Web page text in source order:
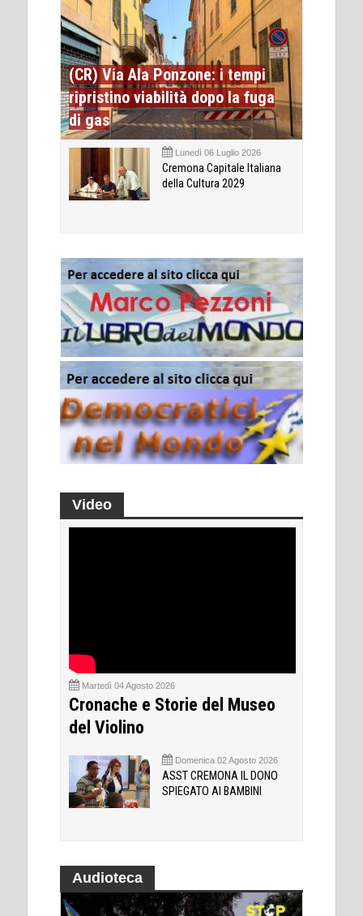
(CR) Via Ala Ponzone: i tempi
ripristino viabilità dopo la fuga
di gas
Lunedì 06 Luglio 2026
Cremona Capitale Italiana
della Cultura 2029
Video
Martedì 04 Agosto 2026
Cronache e Storie del Museo
del Violino
Domenica 02 Agosto 2026
ASST CREMONA IL DONO
SPIEGATO AI BAMBINI
Audioteca